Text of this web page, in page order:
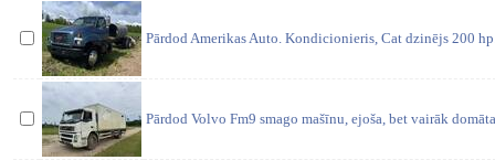
Pārdod Amerikas Auto. Kondicionieris, Cat dzinējs 200
Pārdod Volvo Fm9 smago mašīnu, ejoša, bet vairāk